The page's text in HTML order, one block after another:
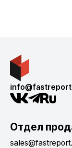
Отдел